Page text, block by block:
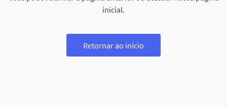
inicial.
Retornar ao início